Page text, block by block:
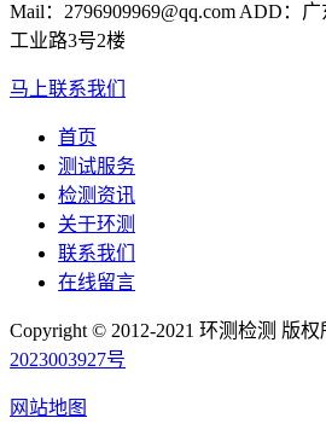
Mail：2796909969@qq.com ADD：
工业路3号2楼
马上联系我们
首页
测试服务
检测资讯
关于环测
联系我们
在线留言
Copyright © 2012-2021 环测检测 版权
2023003927号
网站地图